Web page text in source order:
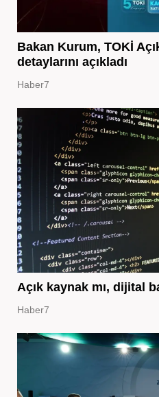
Bakan Kurum, TOKİ
detaylarını açıkladı
Haber7
Açık kaynak mı, dijital
Haber7